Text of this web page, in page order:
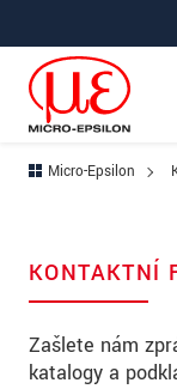
Prejdite priamo na
Micro-Epsilon
KONTAKTNÍ
Zašlete nám
katalogy a